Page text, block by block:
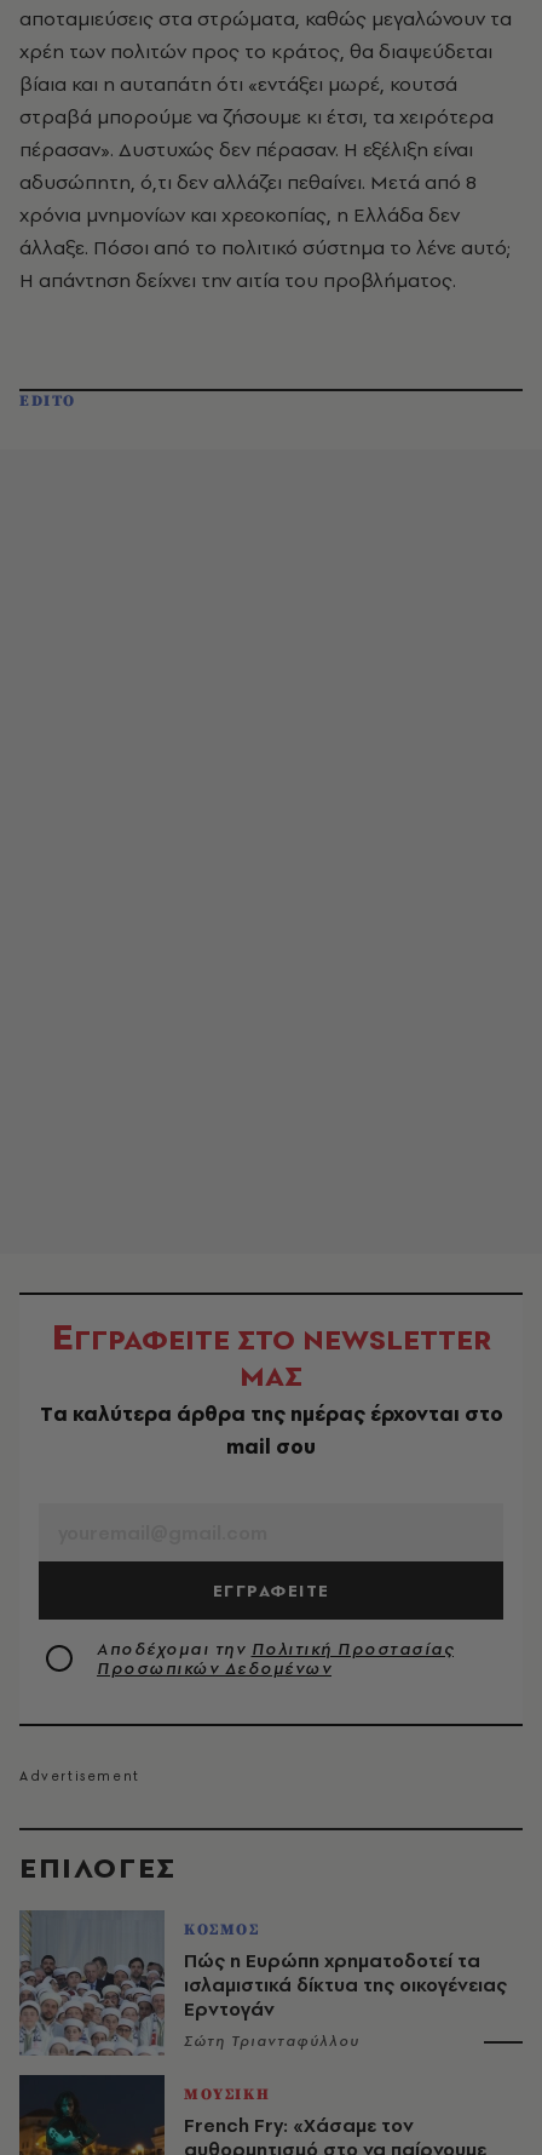
EΠΙΛΟΓΈΣ
ΚΟΣΜΟΣ
Πώς η Ευρώπη χρηματοδοτεί τα
ισλαμιστικά δίκτυα της οικογένειας
Ερντογάν
Σώτη Τριανταφύλλου
ΜΟΥΣΙΚΗ
French Fry: «Χάσαμε τον
αυθορμητισμό στο να παίρνουμε
αποταμιεύσεις στα στρώματα, καθώς μεγαλώνουν τα
χρέη των πολιτών προς το κράτος, θα διαψεύδεται
βίαια και η αυταπάτη ότι «εντάξει μωρέ, κουτσά
στραβά μπορούμε να ζήσουμε κι έτσι, τα χειρότερα
πέρασαν». Δυστυχώς δεν πέρασαν. Η εξέλιξη είναι
αδυσώπητη, ό,τι δεν αλλάζει πεθαίνει. Μετά από 8
χρόνια μνημονίων και χρεοκοπίας, η Ελλάδα δεν
άλλαξε. Πόσοι από το πολιτικό σύστημα το λένε αυτό;
Η απάντηση δείχνει την αιτία του προβλήματος.
EDITO
ΕΓΓΡΑΦΕΙΤΕ ΣΤΟ NEWSLETTER
ΜΑΣ
Tα καλύτερα άρθρα της ημέρας έρχονται στο
mail σου
ΕΓΓΡΑΦΕΙΤΕ
Αποδέχομαι την Πολιτική Προστασίας
Προσωπικών Δεδομένων